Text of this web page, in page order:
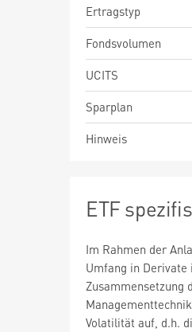
Ertragstyp
Fondsvolumen
UCITS
Sparplan
Hinweis
ETF
Im Rahmen der
Umfang in
Zusammensetzung
Volatilität auf, d.h.